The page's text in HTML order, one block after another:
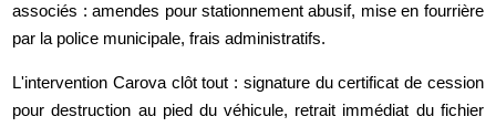
associés : amendes pour stationnement abusif, mise en fourrière
par la police municipale, frais administratifs.
L'intervention Carova clôt tout : signature du certificat de cession
pour destruction au pied du véhicule, retrait immédiat du fichier